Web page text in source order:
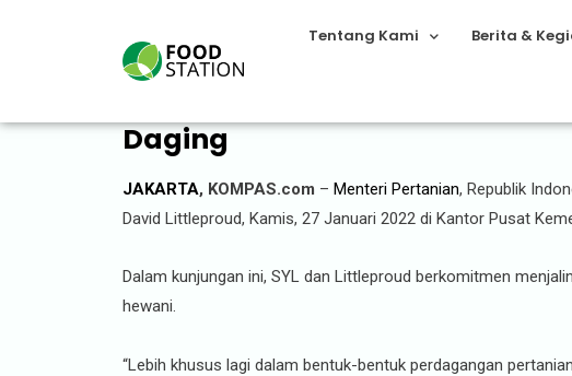
Tentang Kami Berita &
Mentan RI dan Mentan
Daging
JAKARTA, KOMPAS.com – Menteri Pertanian, Republik
David Littleproud, Kamis, 27 Januari 2022 di Kantor Pusat
Dalam kunjungan ini, SYL dan Littleproud berkomitmen
hewani.
“Lebih khusus lagi dalam bentuk-bentuk perdagangan